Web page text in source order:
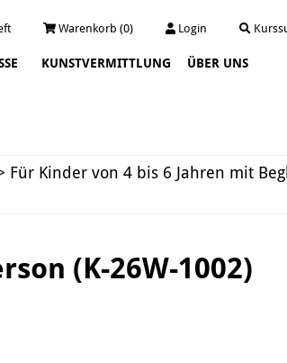
Warenkorb (0) Login
KUNSTVERMITTLUNG ÜBER UNS
Der Kunstautomat
Für Kinder von 4 bis 6 Jahren mit
(K-26W-1002)